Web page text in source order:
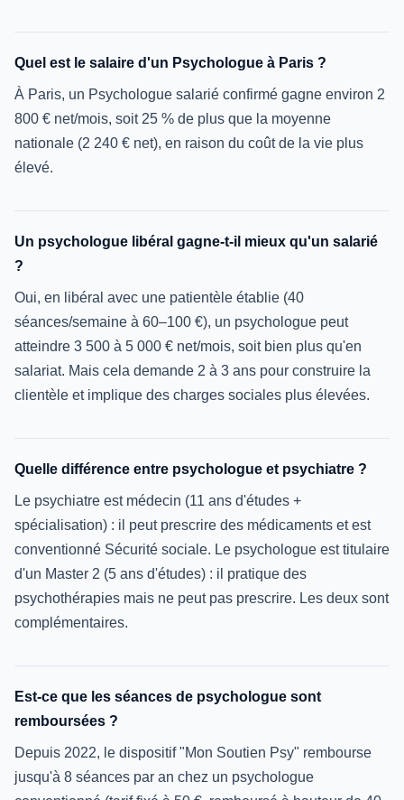
Quel est le salaire d'un Psychologue à Paris ?
À Paris, un Psychologue salarié confirmé gagne environ 2
800 € net/mois, soit 25 % de plus que la moyenne
nationale (2 240 € net), en raison du coût de la vie plus
élevé.
Un psychologue libéral gagne-t-il mieux qu'un salarié
?
Oui, en libéral avec une patientèle établie (40
séances/semaine à 60–100 €), un psychologue peut
atteindre 3 500 à 5 000 € net/mois, soit bien plus qu'en
salariat. Mais cela demande 2 à 3 ans pour construire la
clientèle et implique des charges sociales plus élevées.
Quelle différence entre psychologue et psychiatre ?
Le psychiatre est médecin (11 ans d'études +
spécialisation) : il peut prescrire des médicaments et est
conventionné Sécurité sociale. Le psychologue est titulaire
d'un Master 2 (5 ans d'études) : il pratique des
psychothérapies mais ne peut pas prescrire. Les deux sont
complémentaires.
Est-ce que les séances de psychologue sont
remboursées ?
Depuis 2022, le dispositif "Mon Soutien Psy" rembourse
jusqu'à 8 séances par an chez un psychologue